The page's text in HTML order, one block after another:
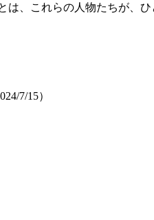
は、これらの人物たちが
7/15）